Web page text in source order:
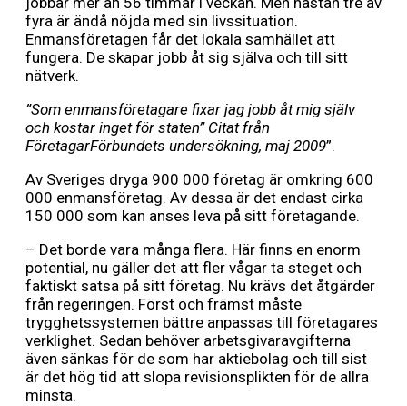
fyra är ändå nöjda med sin livssituation.
Enmansföretagen får det lokala samhället att
fungera. De skapar jobb åt sig själva och till sitt
nätverk.
”Som enmansföretagare fixar jag jobb åt mig själv
och kostar inget för staten” Citat från
FöretagarFörbundets undersökning, maj 2009”.
Av Sveriges dryga 900 000 företag är omkring 600
000 enmansföretag. Av dessa är det endast cirka
150 000 som kan anses leva på sitt företagande.
– Det borde vara många flera. Här finns en enorm
potential, nu gäller det att fler vågar ta steget och
faktiskt satsa på sitt företag. Nu krävs det åtgärder
från regeringen. Först och främst måste
trygghetssystemen bättre anpassas till företagares
verklighet. Sedan behöver arbetsgivaravgifterna
även sänkas för de som har aktiebolag och till sist
är det hög tid att slopa revisionsplikten för de allra
minsta.